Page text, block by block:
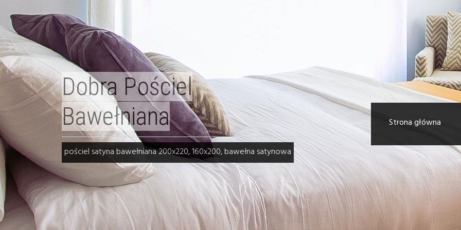
Strona główna
Dobra Pościel
Bawełniana
pościel satyna bawełniana 200x220, 160x200, bawełna satynowa